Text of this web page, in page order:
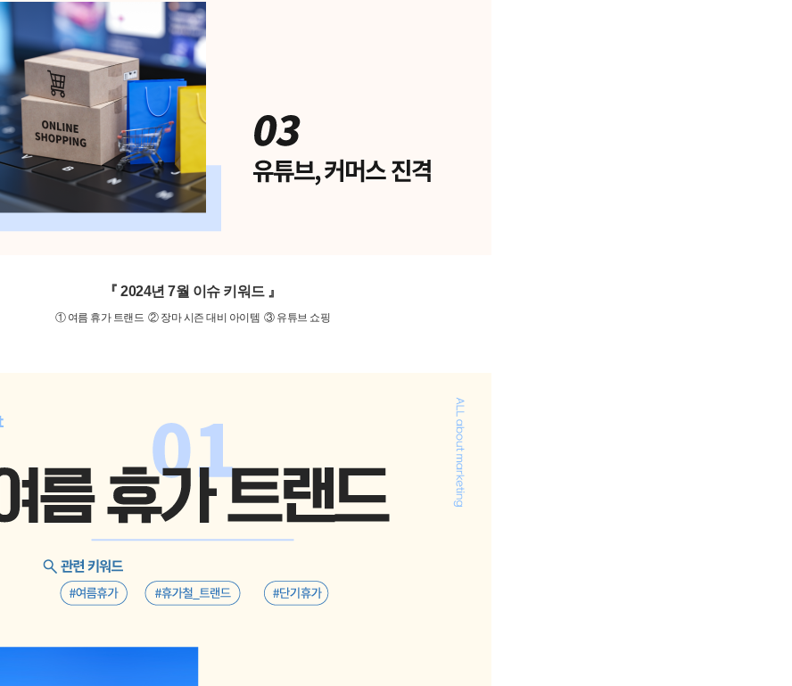
『 2024년 7월 이슈 키워드 』
① 여름 휴가 트랜드 ② 장마 시즌 대비 아이템 ③ 유튜브 쇼핑